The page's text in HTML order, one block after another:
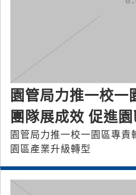
園管局力推一校一
團隊展成效 促進
園管局力推一校一園區專
園區產業升級轉型